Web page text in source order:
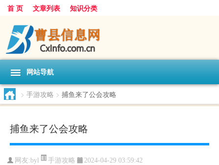
首 页 文章列表 知识分类
网站导航
> 手游攻略 > 捕鱼来了公会攻略
捕鱼来了公会攻略
网友:byl 手游攻略 2024-04-29 03:59:42